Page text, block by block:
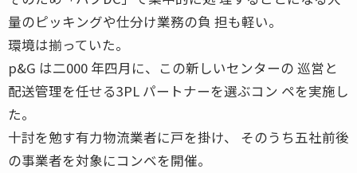
量のピッキングや仕分け業務の負 担も軽い。
環境は揃っていた。
p&G は二000 年四月に、この新しいセンターの 巡営と
配送管理を任せる3PL パートナーを選ぶコン ペを実施し
た。
十討を勉す有力物流業者に戸を掛け、 そのうち五社前後
の事業者を対象にコンベを開催。